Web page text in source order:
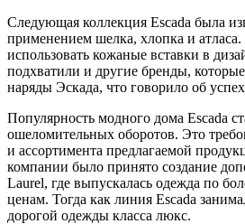
Следующая коллекция Escada была
применением шелка, хлопка и атласа.
использовать кожаные вставки в
подхватили и другие бренды,
наряды Эскада, что говорило об
Популярность модного дома Escada
ошеломительных оборотов. Это
и ассортимента предлагаемой
компании было принято создание
Laurel, где выпускалась одежда по
ценам. Тогда как линия Escada
дорогой одежды класса люкс.